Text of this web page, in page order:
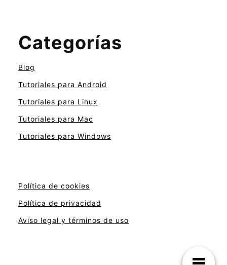
Categorías
Blog
Tutoriales para Android
Tutoriales para Linux
Tutoriales para Mac
Tutoriales para Windows
Política de cookies
Política de privacidad
Aviso legal y términos de uso